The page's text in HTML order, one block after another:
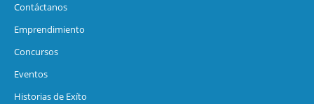
Contáctanos
Emprendimiento
Concursos
Eventos
Historias de Exíto